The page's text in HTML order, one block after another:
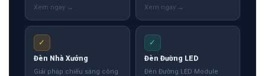
✓
Đèn Nhà Xưởng
Giải pháp chiếu sáng công
✓
Đèn Đường LED
Đèn Đường LED Module